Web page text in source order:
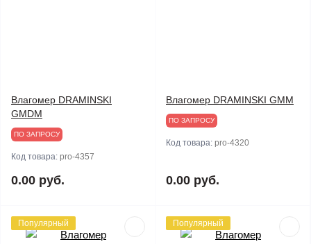
Влагомер DRAMINSKI
GMDM
ПО ЗАПРОСУ
Код товара: pro-4357
0.00 руб.
Влагомер DRAMINSKI GMM
ПО ЗАПРОСУ
Код товара: pro-4320
0.00 руб.
Популярный Популярный